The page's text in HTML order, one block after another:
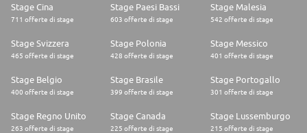
Stage Cina
711 offerte di stage
Stage Paesi Bassi
603 offerte di stage
Stage Malesia
542 offerte di stage
Stage Svizzera
465 offerte di stage
Stage Polonia
428 offerte di stage
Stage Messico
401 offerte di stage
Stage Belgio
400 offerte di stage
Stage Brasile
399 offerte di stage
Stage Portogallo
301 offerte di stage
Stage Regno Unito
263 offerte di stage
Stage Canada
225 offerte di stage
Stage Lussemburgo
215 offerte di stage